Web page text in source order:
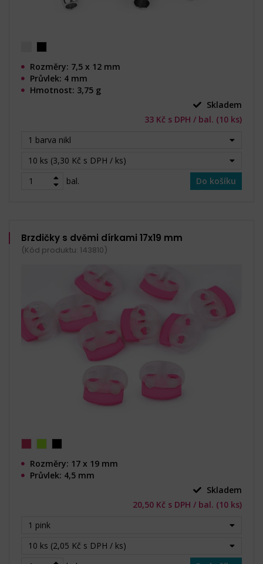
Rozměry: 7,5 x 12 mm
Průvlek: 4 mm
Hmotnost: 3,75 g
Skladem
33 Kč s DPH / bal. (10 ks)
1 barva nikl
10 ks (3,30 Kč s DPH / ks)
bal.
Do košíku
Brzdičky s dvěmi dírkami 17x19 mm
(Kód produktu: 143810)
Rozměry: 17 x 19 mm
Průvlek: 4,5 mm
Skladem
20,50 Kč s DPH / bal. (10 ks)
1 pink
10 ks (2,05 Kč s DPH / ks)